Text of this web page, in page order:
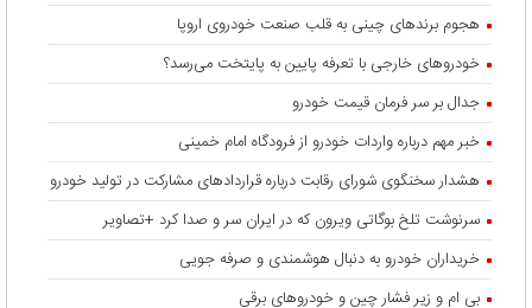
هجوم برندهای چینی به قلب صنعت خودروی اروپا
خودروهای خارجی با تعرفه پایین به پایتخت می‌رسد؟
جدال بر سر فرمان قیمت خودرو
خبر مهم درباره واردات خودرو از فرودگاه امام خمینی
هشدار سخنگوی شورای رقابت درباره قرارداد‌های مشارکت در تولید خودرو
سرنوشت تلخ بوگاتی ویرون که در ایران سر و صدا کرد +تصاویر
خریداران خودرو به دنبال هوشمندی و صرفه جویی
بی ام و زیر فشار چین و خودروهای برقی